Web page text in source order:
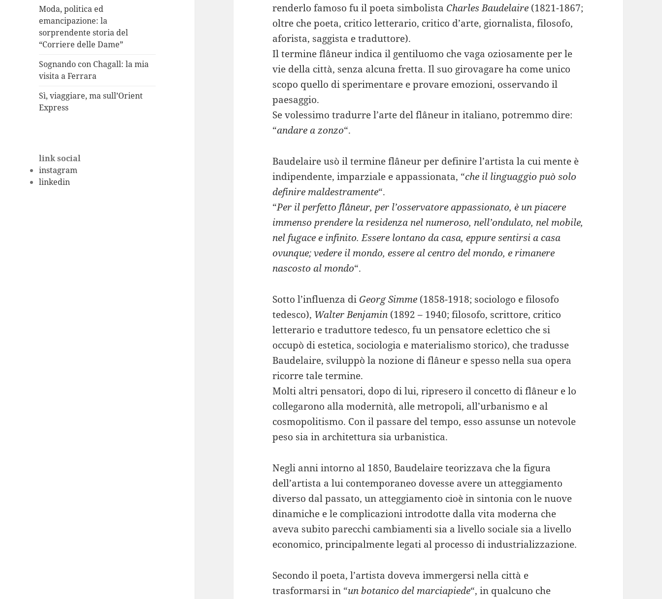
Moda, politica ed
emancipazione: la
sorprendente storia del
“Corriere delle Dame”
Sognando con Chagall: la mia
visita a Ferrara
Sì, viaggiare, ma sull’Orient
Express
link social
instagram
linkedin
renderlo famoso fu il poeta simbolista Charles Baudelaire (1821-1867;
oltre che poeta, critico letterario, critico d’arte, giornalista, filosofo,
aforista, saggista e traduttore).
Il termine flâneur indica il gentiluomo che vaga oziosamente per le
vie della città, senza alcuna fretta. Il suo girovagare ha come unico
scopo quello di sperimentare e provare emozioni, osservando il
paesaggio.
Se volessimo tradurre l’arte del flâneur in italiano, potremmo dire:
“andare a zonzo“.
Baudelaire usò il termine flâneur per definire l’artista la cui mente è
indipendente, imparziale e appassionata, “che il linguaggio può solo
definire maldestramente“.
“Per il perfetto flâneur, per l’osservatore appassionato, è un piacere
immenso prendere la residenza nel numeroso, nell’ondulato, nel mobile,
nel fugace e infinito. Essere lontano da casa, eppure sentirsi a casa
ovunque; vedere il mondo, essere al centro del mondo, e rimanere
nascosto al mondo“.
Sotto l’influenza di Georg Simme (1858-1918; sociologo e filosofo
tedesco), Walter Benjamin (1892 – 1940; filosofo, scrittore, critico
letterario e traduttore tedesco, fu un pensatore eclettico che si
occupò di estetica, sociologia e materialismo storico), che tradusse
Baudelaire, sviluppò la nozione di flâneur e spesso nella sua opera
ricorre tale termine.
Molti altri pensatori, dopo di lui, ripresero il concetto di flâneur e lo
collegarono alla modernità, alle metropoli, all’urbanismo e al
cosmopolitismo. Con il passare del tempo, esso assunse un notevole
peso sia in architettura sia urbanistica.
Negli anni intorno al 1850, Baudelaire teorizzava che la figura
dell’artista a lui contemporaneo dovesse avere un atteggiamento
diverso dal passato, un atteggiamento cioè in sintonia con le nuove
dinamiche e le complicazioni introdotte dalla vita moderna che
aveva subito parecchi cambiamenti sia a livello sociale sia a livello
economico, principalmente legati al processo di industrializzazione.
Secondo il poeta, l’artista doveva immergersi nella città e
trasformarsi in “un botanico del marciapiede“, in qualcuno che